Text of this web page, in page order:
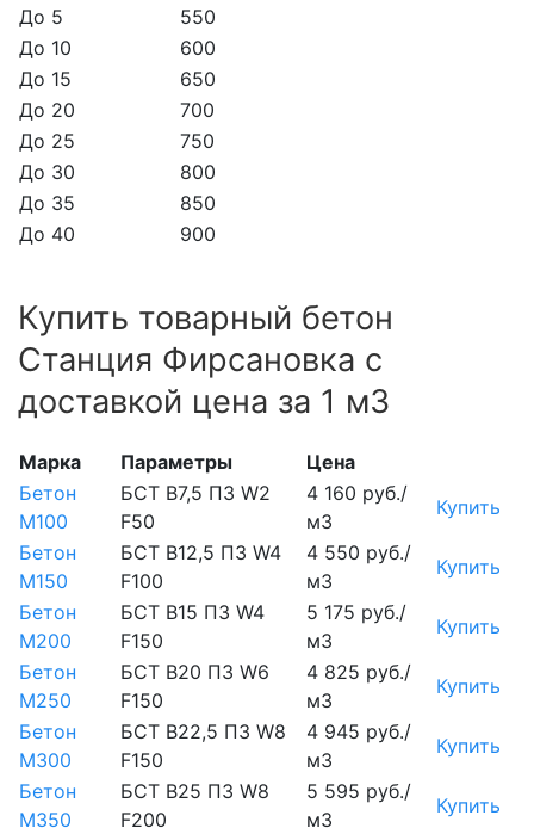
До 5
550
До 10
600
До 15
650
До 20
700
До 25
750
До 30
800
До 35
850
До 40
900
Купить товарный бетон
Станция Фирсановка с
доставкой цена за 1 м3
Марка Параметры
Цена
Бетон
М100
БСТ В7,5 П3 W2
F50
4 160 руб./
м3
Купить
Бетон
М150
БСТ В12,5 П3 W4
F100
4 550 руб./
м3
Купить
Бетон
М200
БСТ В15 П3 W4
F150
5 175 руб./
м3
Купить
Бетон
М250
БСТ В20 П3 W6
F150
4 825 руб./
м3
Купить
Бетон
М300
БСТ В22,5 П3 W8
F150
4 945 руб./
м3
Купить
Бетон
М350
БСТ В25 П3 W8
F200
5 595 руб./
м3
Купить